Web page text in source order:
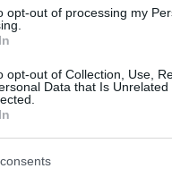
opt-out of processing my
opt-out of Collection, Use,
Data that Is
παρακάτω
πώς μπορεί να
και εβδομάδες.
a former